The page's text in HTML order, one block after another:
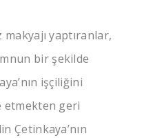
makyajı yaptıranlar,
bir şekilde
işçiliğini
etmekten geri
Çetinkaya’nın